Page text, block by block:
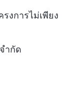
งการไม่เพียง
ำกัด